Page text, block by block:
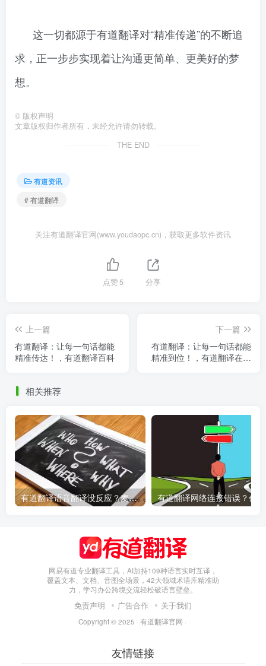
这一切都源于有道翻译对“精准传递”的不断追
求，正一步步实现着让沟通更简单、更美好的梦
想。
© 版权声明
文章版权归作者所有，未经允许请勿转载。
THE END
有道资讯
# 有道翻译
关注有道翻译官网(www.youdaopc.cn)，获取更多软件资讯
点赞5 分享
上一篇
有道翻译：让每一句话都能
精准传达！，有道翻译百科
下一篇
有道翻译：让每一句话都能
精准到位！，有道翻译在线
相关推荐
有道翻译语音翻译没反应？麦克风权限设置指南
网易有道专业翻译工具，AI加持109种语言实时互译，
覆盖文本、文档、音图全场景，42大领域术语库精准助
力，学习办公跨境交流轻松破语言壁垒。
免责声明 广告合作 关于我们
Copyright © 2025 · 有道翻译官网 ·
友情链接